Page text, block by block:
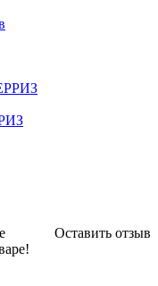
Оставить отзыв